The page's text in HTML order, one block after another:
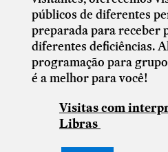
públicos de diferentes
preparada para receber
diferentes deficiências.
programação para
é a melhor para você!
Visitas com
Libras